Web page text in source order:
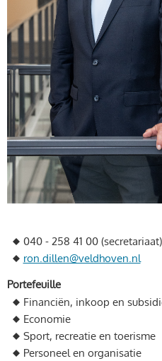
040 - 258 41 00 (secretariaat)
ron.dillen@veldhoven.nl
Portefeuille
Financiën, inkoop en
Economie
Sport, recreatie en toerisme
Personeel en organisatie